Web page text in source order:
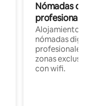
Nómadas
Alojamientos
nómadas
profesionales
zonas
con wifi.